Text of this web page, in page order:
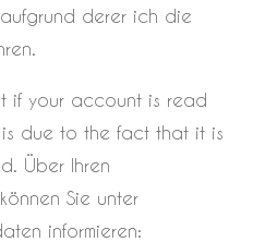
derer ich die
if your account is read
due to the fact that it is
Über Ihren
Sie unter
informieren: